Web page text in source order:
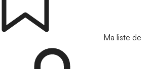
Ma liste de